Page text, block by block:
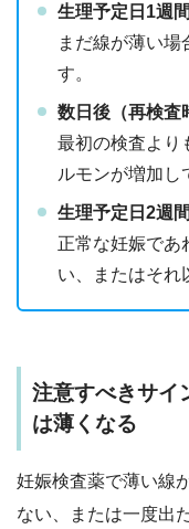
生理予定日1週
まだ線が薄い
す。
数日後（再検査
最初の検査より
ルモンが増加し
生理予定日2週
正常な妊娠であ
い、またはそれ
注意すべきサイ
は薄くなる
妊娠検査薬で薄い線
ない、または一度出